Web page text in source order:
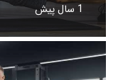
1 سال پیش